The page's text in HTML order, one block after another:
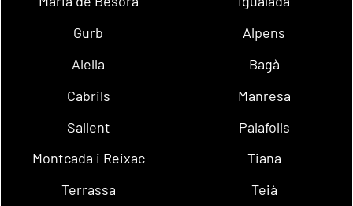
Gurb
Alpens
Alella
Bagà
Cabrils
Manresa
Sallent
Palafolls
Montcada i Reixac
Tiana
Terrassa
Teià